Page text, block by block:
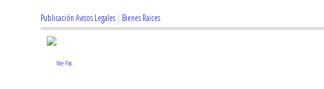
Publicación Avisos Legales | Bienes Raices